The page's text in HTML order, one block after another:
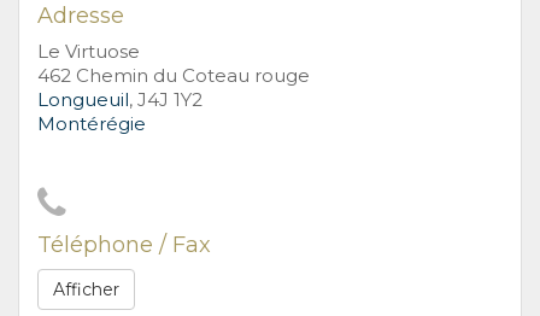
Adresse
Le Virtuose
462 Chemin du Coteau rouge
Longueuil, J4J 1Y2
Montérégie
Téléphone / Fax
Afficher